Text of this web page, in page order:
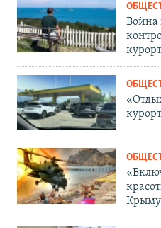
Война
Крыму